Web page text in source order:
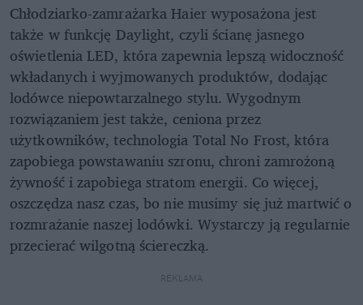
Chłodziarko-zamrażarka Haier wyposażona jest
także w funkcję Daylight, czyli ścianę jasnego
oświetlenia LED, która zapewnia lepszą widoczność
wkładanych i wyjmowanych produktów, dodając
lodówce niepowtarzalnego stylu. Wygodnym
rozwiązaniem jest także, ceniona przez
użytkowników, technologia Total No Frost, która
zapobiega powstawaniu szronu, chroni zamrożoną
żywność i zapobiega stratom energii. Co więcej,
oszczędza nasz czas, bo nie musimy się już martwić o
rozmrażanie naszej lodówki. Wystarczy ją regularnie
przecierać wilgotną ściereczką.
REKLAMA